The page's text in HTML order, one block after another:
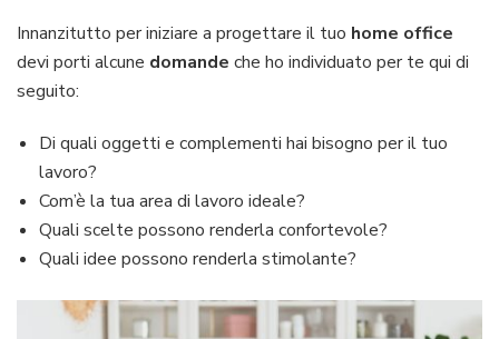
Innanzitutto per iniziare a progettare il tuo home office
devi porti alcune domande che ho individuato per te qui di
seguito:
Di quali oggetti e complementi hai bisogno per il tuo
lavoro?
Com’è la tua area di lavoro ideale?
Quali scelte possono renderla confortevole?
Quali idee possono renderla stimolante?